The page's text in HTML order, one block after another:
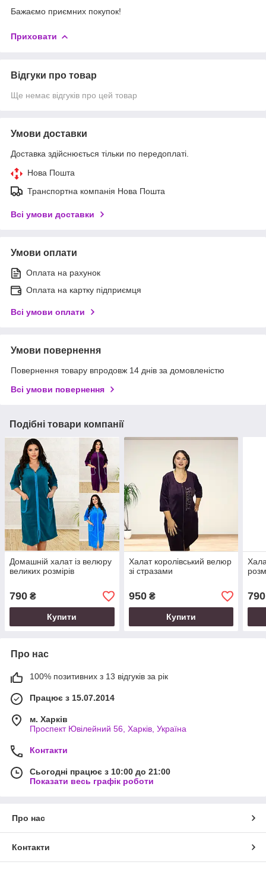
Бажаємо приємних покупок!
Приховати
Відгуки про товар
Ще немає відгуків про цей товар
Умови доставки
Доставка здійснюється тільки по передоплаті.
Нова Пошта
Транспортна компанія Нова Пошта
Всі умови доставки
Умови оплати
Оплата на рахунок
Оплата на картку підприємця
Всі умови оплати
Умови повернення
Повернення товару впродовж 14 днів за домовленістю
Всі умови повернення
Подібні товари компанії
Домашній халат із велюру
великих розмірів
790 ₴
Купити
Халат королівський велюр
зі стразами
950₴
Купити
790
Про нас
100% позитивних з 13 відгуків за рік
Працює з 15.07.2014
м. Харків
Проспект Ювілейний 56, Харків, Україна
Контакти
Сьогодні працює з 10:00 до 21:00
Показати весь графік роботи
Про нас
Контакти